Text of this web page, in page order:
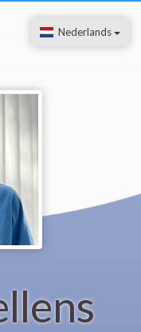
Nederlands